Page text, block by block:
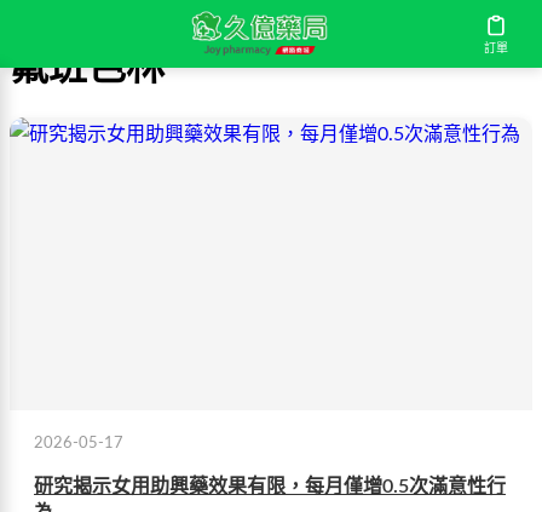
訂單
氟班色林
2026-05-17
研究揭示女用助興藥效果有限，每月僅增0.5次滿意性行